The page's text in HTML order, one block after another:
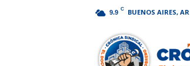
9.9 C BUENOS AIRES, AR